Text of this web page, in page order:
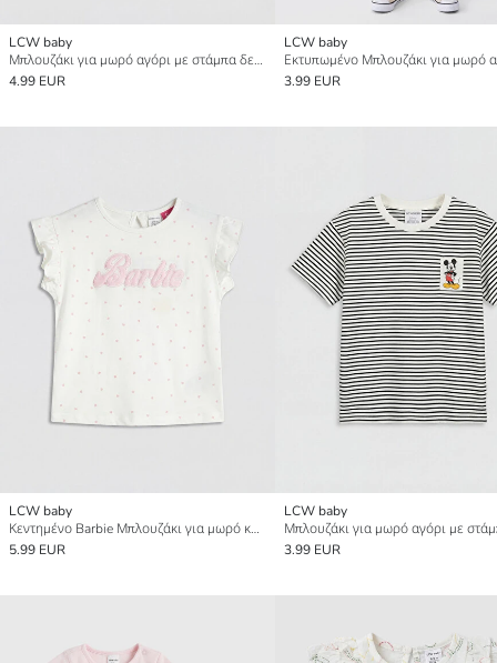
LCW baby
Μπλουζάκι για μωρό αγόρι με στάμπα δεινοσαύρου
4.99 EUR
LCW baby
Εκτυπωμένο Μπλουζάκι για μωρό
3.99 EUR
LCW baby
Κεντημένο Barbie Μπλουζάκι για μωρό κορίτσι
5.99 EUR
LCW baby
3.99 EUR